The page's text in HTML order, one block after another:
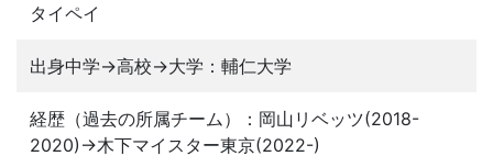
タイペイ
出身中学→高校→大学：輔仁大学
経歴（過去の所属チーム）：岡山リベッツ(2018-
2020)→木下マイスター東京(2022-)